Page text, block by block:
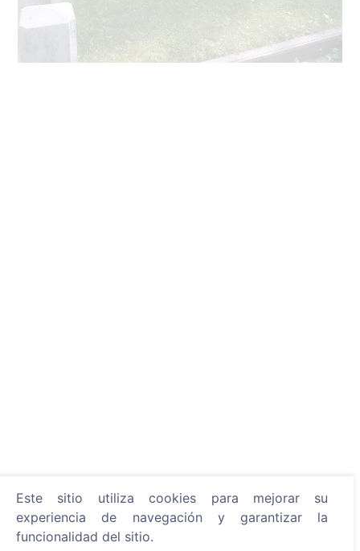
Información
Acerca de CEMETY
Este sitio utiliza cookies para mejorar su
experiencia de navegación y garantizar la
funcionalidad del sitio.